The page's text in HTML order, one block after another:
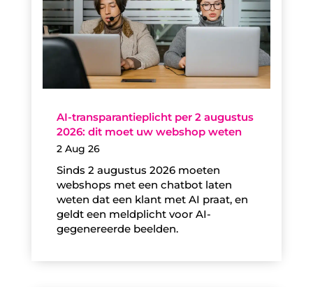
AI-transparantieplicht per 2 augustus
2026: dit moet uw webshop weten
2 Aug 26
Sinds 2 augustus 2026 moeten
webshops met een chatbot laten
weten dat een klant met AI praat, en
geldt een meldplicht voor AI-
gegenereerde beelden.